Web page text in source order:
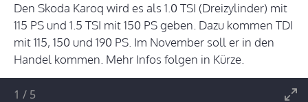
Den Skoda Karoq wird es als 1.0 TSI (Dreizylinder) mit
115 PS und 1.5 TSI mit 150 PS geben. Dazu kommen TDI
mit 115, 150 und 190 PS. Im November soll er in den
Handel kommen. Mehr Infos folgen in Kürze.
1 / 5